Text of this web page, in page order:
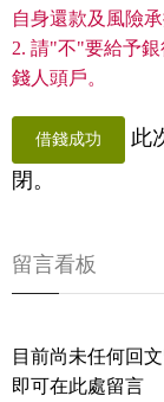
自身還款及風險
2. 請"不"要給予
錢人頭戶。
借錢成功
此
閉。
留言看板
目前尚未任何回
即可在此處留言